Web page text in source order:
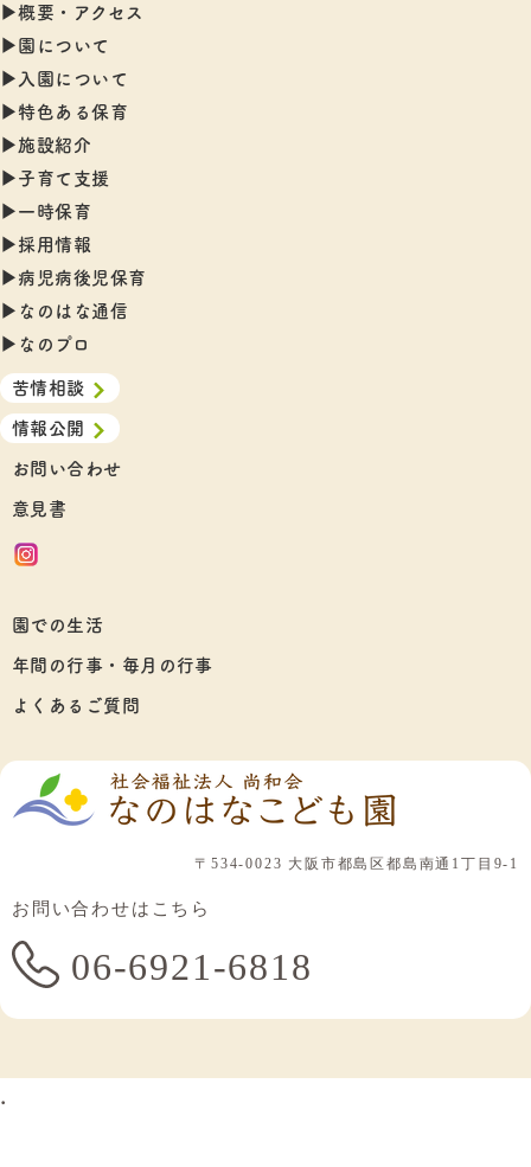
▶︎概要・アクセス
▶︎園について
▶︎入園について
▶︎特色ある保育
▶︎施設紹介
▶︎子育て支援
▶︎一時保育
▶︎採用情報
▶︎病児病後児保育
▶︎なのはな通信
▶︎なのプロ
苦情相談
情報公開
お問い合わせ
意見書
園での生活
年間の行事・毎月の行事
よくあるご質問
〒534-0023 大阪市都島区都島南通1丁目9-1
お問い合わせはこちら
06-6921-6818
.